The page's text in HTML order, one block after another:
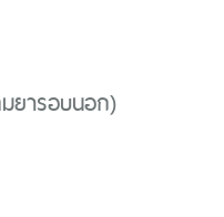
ยารอบนอก)